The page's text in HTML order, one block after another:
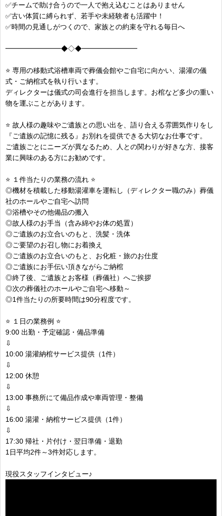
✅チームで助け合うので一人で抱え込むことはありません
✅古い体質に縛られず、若手や未経験者も活躍中！
✅時間の見通しがつくので、家族との約束を守れる毎日へ
━━━━━━━━◆◇◆━━━━━━━━
⭐ 専用の移動式浴槽車両で葬儀会館やご自宅に向かい、湯灌の儀
式・ご納棺式を執り行います。
ディレクターは儀式の司会進行を担当します。お棺など多少の重い
物を運ぶことがあります。
⭐ 故人様の趣味やご遺族との思い出を、語り合える雰囲気作りをし
『ご遺族の記憶に残る』お別れを提供できる大切なお仕事です。
ご遺族ごとにニーズが異なるため、人との関わりが好きな方、接客
業に興味のある方にお勧めです。
⭐ １件当たりの業務の流れ ⭐
◎機材を積載した移動湯灌車を運転し（ディレクター職のみ）葬儀
社のホールやご自宅へ訪問
◎浴槽やその他備品の搬入
◎故人様のお手当（含み綿やお体の処置）
◎ご遺族のお立合いのもと、洗髪・洗体
◎ご要望のお召し物にお着換え
◎ご遺族のお立合いのもと、お化粧・旅のお仕度
◎ご遺族にお手伝い頂きながらご納棺
◎終了後、ご遺族とお客様（葬儀社）へご挨拶
◎次の葬儀社のホールやご自宅へ移動～
◎1件当たりの所要時間は90分程度です。
⭐ １日の業務例 ⭐
9:00 出勤・予定確認・備品準備
⇩
10:00 湯灌納棺サービス提供（1件）
⇩
12:00 休憩
⇩
13:00 事務所にて備品作成や車両管理・整備
⇩
16:00 湯灌・納棺サービス提供（1件）
⇩
17:30 帰社・片付け・翌日準備・退勤
1日平均2件～3件対応します。
現役スタッフインタビュー♪